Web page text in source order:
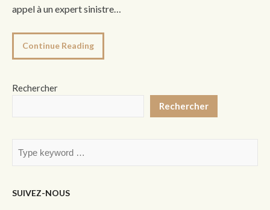
appel à un expert sinistre…
Continue Reading
Rechercher
Rechercher
SUIVEZ-NOUS